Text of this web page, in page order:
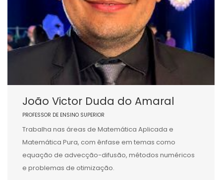
João Victor Duda do Amaral
PROFESSOR DE ENSINO SUPERIOR
Trabalha nas áreas de Matemática Aplicada e
Matemática Pura, com ênfase em temas como
equação de advecção-difusão, métodos numéricos
e problemas de otimização.